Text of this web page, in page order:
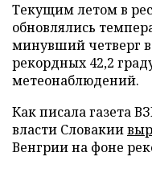
Текущим летом в
обновлялись
минувший четверг
рекордных 42,2
метеонаблюдений.
Как писала газета
власти Словакии
Венгрии на фоне